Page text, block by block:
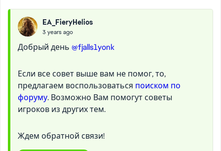
EA_FieryHelios
3 years ago
Добрый день @fjalls1yonk
Если все совет выше вам не помог, то,
предлагаем воспользоваться поиском по
форуму. Возможно Вам помогут советы
игроков из других тем.
Ждем обратной связи!